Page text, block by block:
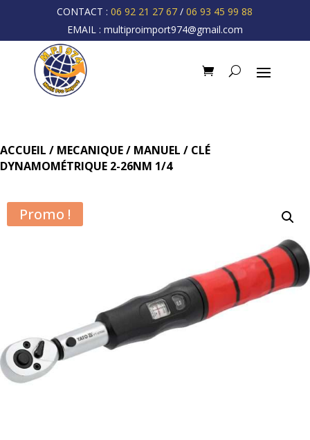
CONTACT :06 92 21 27 67 /06 93 45 99 88
EMAIL : multiproimport974@gmail.com
ACCUEIL / MECANIQUE/ MANUEL / CLÉ
DYNAMOMÉTRIQUE 2-26NM 1/4
Promo !